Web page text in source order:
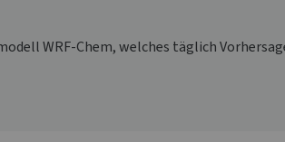
WRF-Chem, welches täglich